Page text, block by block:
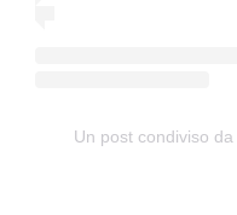
Un post condiviso